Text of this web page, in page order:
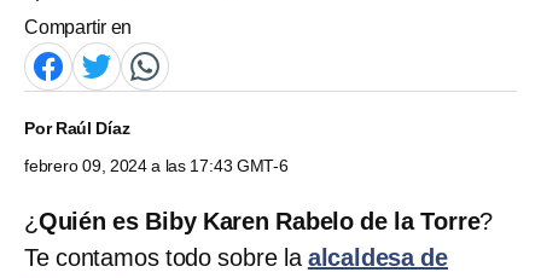
Compartir en
PorRaúl Díaz
febrero 09, 2024 a las 17:43 GMT-6
¿Quién es Biby Karen Rabelo de la Torre?
Te contamos todo sobre la alcaldesa de